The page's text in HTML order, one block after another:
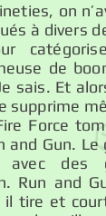
on
à divers
de
sais. Et
supprime
Force
and Gun. Le
des
Run and
il tire et